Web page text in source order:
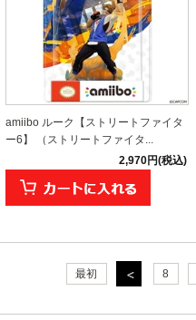
amiibo ルーク【ストリートファイタ
ー6】 （ストリートファイタ...
2,970円(税込)
最初 8